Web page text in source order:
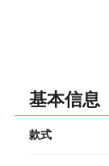
基本信息
款式